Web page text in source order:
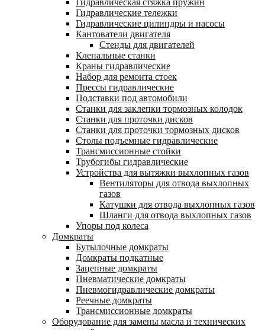
Гидравлическая стяжка пружин
Гидравлические тележки
Гидравлические цилиндры и насосы
Кантователи двигателя
Стенды для двигателей
Клепальные станки
Краны гидравлические
Набор для ремонта стоек
Прессы гидравлические
Подставки под автомобили
Станки для заклепки тормозных колодок
Станки для проточки дисков
Станки для проточки тормозных дисков
Столы подъемные гидравлические
Трансмиссионные стойки
Трубогибы гидравлические
Устройства для вытяжки выхлопных газов
Вентиляторы для отвода выхлопных
газов
Катушки для отвода выхлопных газов
Шланги для отвода выхлопных газов
Упоры под колеса
Домкраты
Бутылочные домкраты
Домкраты подкатные
Зацепные домкраты
Пневматические домкраты
Пневмогидравлические домкраты
Реечные домкраты
Трансмиссионные домкраты
Оборудование для замены масла и технических